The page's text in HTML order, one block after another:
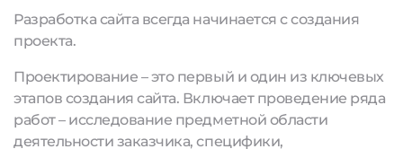
Разработка сайта всегда начинается с создания
проекта.
Проектирование – это первый и один из ключевых
этапов создания сайта. Включает проведение ряда
работ – исследование предметной области
деятельности заказчика, специфики,